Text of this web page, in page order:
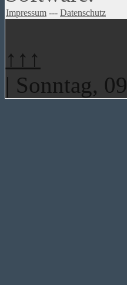
Impressum --- Datenschutz
↑↑↑
| Sonntag,